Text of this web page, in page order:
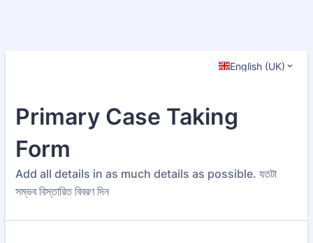
English (UK)
Primary Case Taking
Form
Add all details in as much details as possible. যতটা
সম্ভব বিস্তারিত বিবরণ দিন